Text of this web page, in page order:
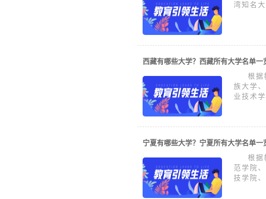
湾知名
西藏有哪些大学？西藏所有大学名单一
根据
族大学
业技术
宁夏有哪些大学？宁夏所有大学名单一
根据
范学院
技学院